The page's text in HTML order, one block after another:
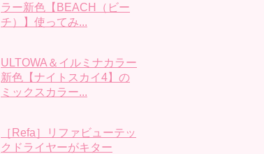
ラー新色【BEACH（ビー
チ）】使ってみ...
ULTOWA＆イルミナカラー
新色【ナイトスカイ4】の
ミックスカラー...
［Refa］リファビューテッ
クドライヤーがキター